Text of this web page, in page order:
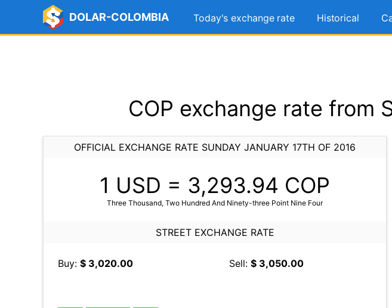
DOLAR-COLOMBIA Today's exchange rate Historical
COP exchange rate from
OFFICIAL EXCHANGE RATE SUNDAY JANUARY 17TH OF 2016
1 USD = 3,293.94 COP
Three Thousand, Two Hundred And Ninety-three Point Nine Four
STREET EXCHANGE RATE
Buy: $ 3,020.00 Sell: $ 3,050.00